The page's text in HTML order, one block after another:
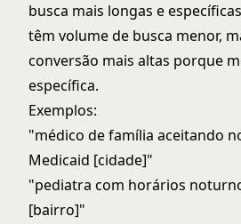
busca mais longas e
têm volume de busca menor,
conversão mais altas porque
específica.
Exemplos:
"médico de família aceitando
Medicaid [cidade]"
"pediatra com horários
[bairro]"